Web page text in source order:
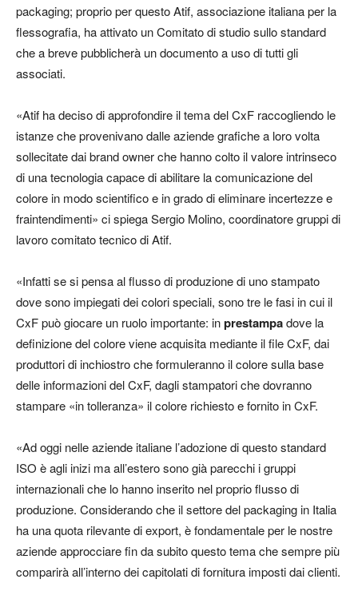
packaging; proprio per questo Atif, associazione italiana per la
flessografia, ha attivato un Comitato di studio sullo standard
che a breve pubblicherà un documento a uso di tutti gli
associati.
«Atif ha deciso di approfondire il tema del CxF raccogliendo le
istanze che provenivano dalle aziende grafiche a loro volta
sollecitate dai brand owner che hanno colto il valore intrinseco
di una tecnologia capace di abilitare la comunicazione del
colore in modo scientifico e in grado di eliminare incertezze e
fraintendimenti» ci spiega Sergio Molino, coordinatore gruppi di
lavoro comitato tecnico di Atif.
«Infatti se si pensa al flusso di produzione di uno stampato
dove sono impiegati dei colori speciali, sono tre le fasi in cui il
CxF può giocare un ruolo importante: inprestampadove la
definizione del colore viene acquisita mediante il file CxF, dai
produttori di inchiostro che formuleranno il colore sulla base
delle informazioni del CxF, dagli stampatori che dovranno
stampare «in tolleranza» il colore richiesto e fornito in CxF.
«Ad oggi nelle aziende italiane l’adozione di questo standard
ISO è agli inizi ma all’estero sono già parecchi i gruppi
internazionali che lo hanno inserito nel proprio flusso di
produzione. Considerando che il settore del packaging in Italia
ha una quota rilevante di export, è fondamentale per le nostre
aziende approcciare fin da subito questo tema che sempre più
comparirà all’interno dei capitolati di fornitura imposti dai clienti.